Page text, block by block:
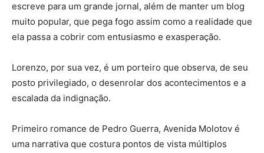
escreve para um grande jornal, além de manter um blog
muito popular, que pega fogo assim como a realidade que
ela passa a cobrir com entusiasmo e exasperação.
Lorenzo, por sua vez, é um porteiro que observa, de seu
posto privilegiado, o desenrolar dos acontecimentos e a
escalada da indignação.
Primeiro romance de Pedro Guerra, Avenida Molotov é
uma narrativa que costura pontos de vista múltiplos